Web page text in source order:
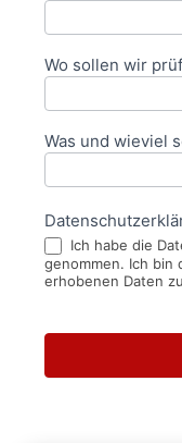
Wo sollen wir
Was und wieviel
Ich habe die
genommen. Ich bin
erhobenen Daten